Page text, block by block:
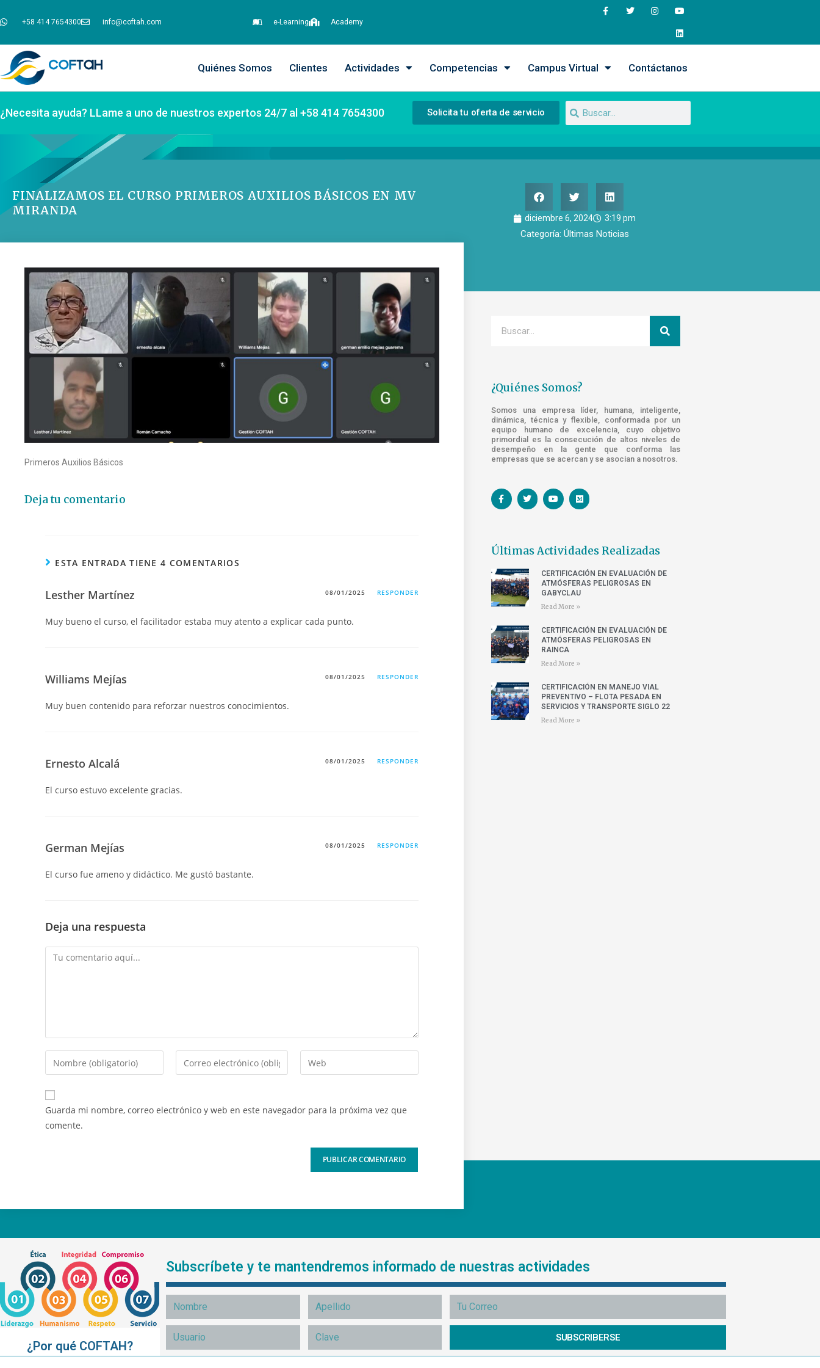
+58 414 7654300 info@coftah.com e-Learning Academy
Quiénes Somos Clientes Actividades Competencias Campus Virtual Contáctanos
¿Necesita ayuda? LLame a uno de nuestros expertos 24/7 al +58 414 7654300 Solicita tu oferta de servicio
FINALIZAMOS EL CURSO PRIMEROS AUXILIOS BÁSICOS EN MV
MIRANDA
diciembre 6, 2024 3:19 pm
Categoría: Últimas Noticias
Primeros Auxilios Básicos
Deja tu comentario
ESTA ENTRADA TIENE 4 COMENTARIOS
Lesther Martínez 08/01/2025 RESPONDER
Muy bueno el curso, el facilitador estaba muy atento a explicar cada punto.
Williams Mejías 08/01/2025 RESPONDER
Muy buen contenido para reforzar nuestros conocimientos.
Ernesto Alcalá 08/01/2025 RESPONDER
El curso estuvo excelente gracias.
German Mejías 08/01/2025 RESPONDER
El curso fue ameno y didáctico. Me gustó bastante.
Deja una respuesta
Guarda mi nombre, correo electrónico y web en este navegador para la próxima vez que
comente.
¿Quiénes Somos?
Somos una empresa líder, humana, inteligente,
dinámica, técnica y flexible, conformada por un
equipo humano de excelencia, cuyo objetivo
primordial es la consecución de altos niveles de
desempeño en la gente que conforma las
empresas que se acercan y se asocian a nosotros.
Últimas Actividades Realizadas
CERTIFICACIÓN EN EVALUACIÓN DE
ATMÓSFERAS PELIGROSAS EN
GABYCLAU
Read More »
CERTIFICACIÓN EN EVALUACIÓN DE
ATMÓSFERAS PELIGROSAS EN
RAINCA
Read More »
CERTIFICACIÓN EN MANEJO VIAL
PREVENTIVO – FLOTA PESADA EN
SERVICIOS Y TRANSPORTE SIGLO 22
Read More »
¿Por qué COFTAH?
Subscríbete y te mantendremos informado de nuestras actividades
SUBSCRIBERSE